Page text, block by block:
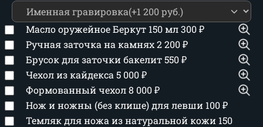
Масло оружейное Беркут 150 мл300₽
Ручная заточка на камнях2 200₽
Брусок для заточки бакелит550₽
Чехол из кайдекса 5 000₽
Формованный чехол8 000₽
Нож и ножны (без клише) для левши 100₽
Темляк для ножа из натуральной кожи 150